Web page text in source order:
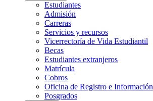
Estudiantes
Admisión
Carreras
Servicios y recursos
Vicerrectoría de Vida Estudiantil
Becas
Estudiantes extranjeros
Matrícula
Cobros
Oficina de Registro e Información
Posgrados